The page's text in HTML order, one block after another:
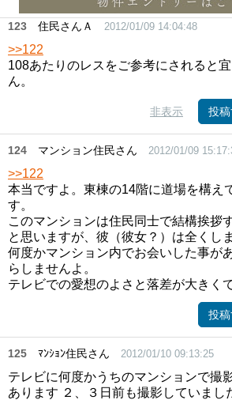
123 住民さんＡ 2012/01/09 14:04:48
>>122
108あたりのレスをご参考にされると
ん。
非表示 投
124 マンション住民さん 2012/01/09
>>122
本当ですよ。東棟の14階に道場を構え
す。
このマンションは住民同士で結構挨拶
と思いますが、彼（彼女？）は全くし
何度かマンション内でお会いした事が
らしませんよ。
テレビでの愛想のよさと落差が大きく
投
125 ﾏﾝｼｮﾝ住民さん 2012/01/10 09:13:25
テレビに何度かうちのマンションで撮
あります ２、３日前も撮影していまし